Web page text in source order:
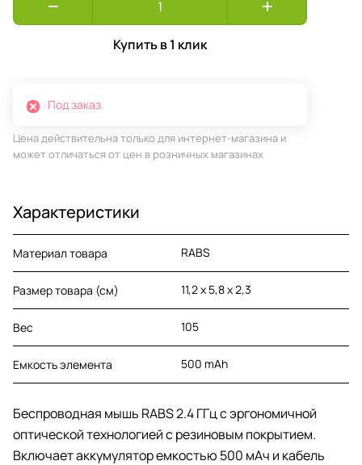
Купить в 1 клик
Под заказ
Цена действительна только для интернет-магазина и
может отличаться от цен в розничных магазинах
Характеристики
Материал товара RABS
Размер товара (см) 11,2 x 5,8 x 2,3
Вес 105
Емкость элемента 500 mAh
Беспроводная мышь RABS 2.4 ГГц с эргономичной
оптической технологией с резиновым покрытием.
Включает аккумулятор емкостью 500 мАч и кабель